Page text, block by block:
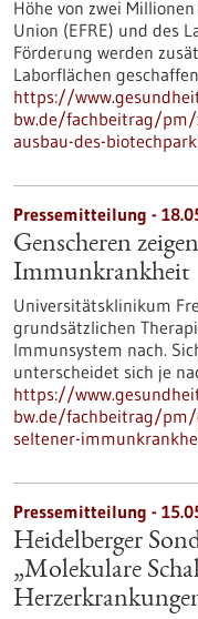
Höhe von zwei
Union (EFRE) und des
Förderung werden
Laborflächen
https://
bw.de/fachbeitrag/pm/
ausbau-des-
Pressemitteilung -
Genscheren
Immunkrankheit
Universitätsklinikum
grundsätzlichen
Immunsystem nach.
unterscheidet sich je
https://
bw.de/fachbeitrag/pm/
seltener-
Pressemitteilung -
Heidelberger
„Molekulare